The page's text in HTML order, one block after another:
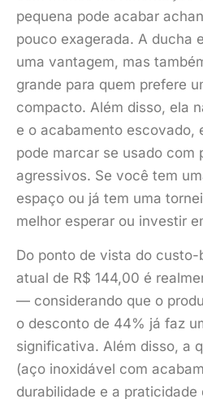
pequena pode acabar
pouco exagerada. A ducha
uma vantagem, mas
grande para quem prefere
compacto. Além disso, ela
e o acabamento escovado,
pode marcar se usado com
agressivos. Se você tem
espaço ou já tem uma
melhor esperar ou investir
Do ponto de vista do
atual de R$ 144,00 é
— considerando que o
o desconto de 44% já faz
significativa. Além disso, a
(aço inoxidável com
durabilidade e a praticidade